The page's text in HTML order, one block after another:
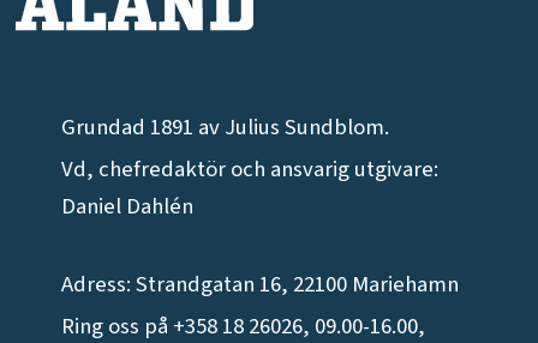
Grundad 1891 av Julius Sundblom.
Vd, chefredaktör och ansvarig utgivare:
Daniel Dahlén
Adress: Strandgatan 16, 22100 Mariehamn
Ring oss på +358 18 26026, 09.00-16.00,